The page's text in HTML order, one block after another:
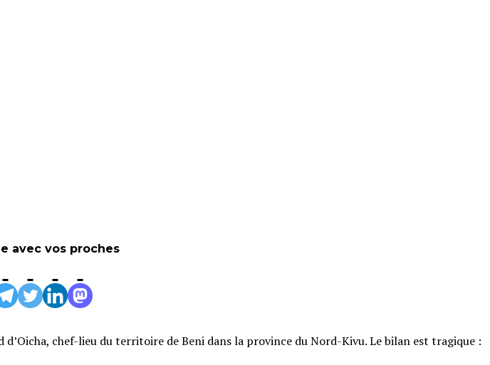
avec vos proches
chef-lieu du territoire de Beni dans la province du Nord-Kivu. Le bilan est tragique :